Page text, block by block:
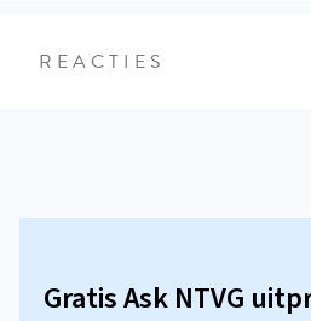
REACTIES
Gratis Ask NTVG